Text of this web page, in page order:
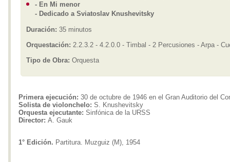
- En Mi menor
- Dedicado a Sviatoslav Knushevitsky
Duración: 35 minutos
Orquestación: 2.2.3.2 - 4.2.0.0 - Timbal - 2 Percusiones - Arpa -
Tipo de Obra: Orquesta
Primera ejecución: 30 de octubre de 1946 en el Gran Auditorio del
Solista de violonchelo: S. Knushevitsky
Orquesta ejecutante: Sinfónica de la URSS
Director: A. Gauk
1° Edición. Partitura. Muzguiz (M), 1954